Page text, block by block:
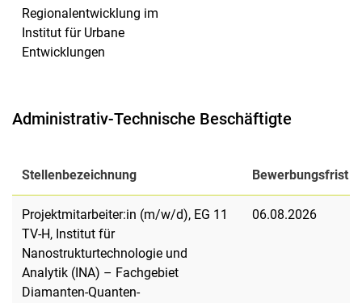
Regionalentwicklung im
Institut für Urbane
Entwicklungen
Administrativ-Technische Beschäftigte
Stellenbezeichnung Bewerbungsfrist
Projektmitarbeiter:in (m/w/d), EG 11
TV-H, Institut für
Nanostrukturtechnologie und
Analytik (INA) – Fachgebiet
Diamanten-Quanten-
06.08.2026